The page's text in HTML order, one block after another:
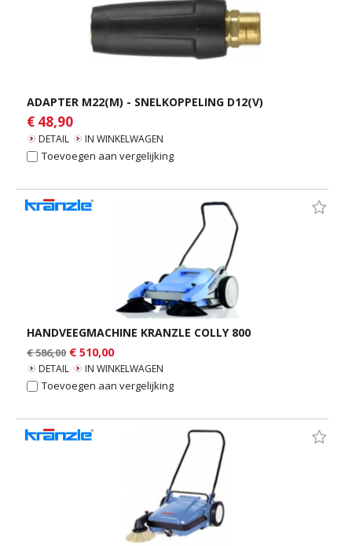
ADAPTER M22(M) - SNELKOPPELING D12(V)
€ 48,90
DETAIL IN WINKELWAGEN
Toevoegen aan vergelijking
HANDVEEGMACHINE KRANZLE COLLY 800
€ 586,00 € 510,00
DETAIL IN WINKELWAGEN
Toevoegen aan vergelijking